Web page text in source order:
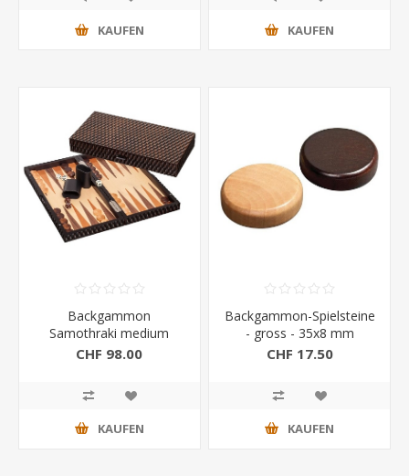
KAUFEN KAUFEN
Backgammon
Samothraki medium
CHF 98.00
KAUFEN
Backgammon-Spielsteine
- gross - 35x8 mm
CHF 17.50
KAUFEN